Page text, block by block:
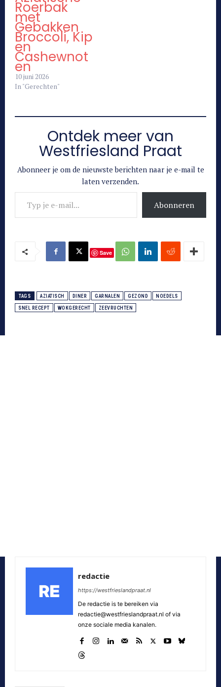
Roerbak
met
Gebakken
Broccoli, Kip
en
Cashewnot
en
10 juni 2026
In "Gerechten"
Ontdek meer van
Westfriesland Praat
Abonneer je om de nieuwste berichten naar je e-mail te
laten verzenden.
Typ je e-mail...
Abonneren
Save
TAGS AZIATISCH DINER GARNALEN GEZOND NOEDELS
SNEL RECEPT WOKGERECHT ZEEVRUCHTEN
redactie
https://westfrieslandpraat.nl
De redactie is te bereiken via
redactie@westfrieslandpraat.nl of via
onze sociale media kanalen.